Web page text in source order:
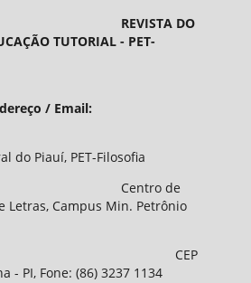
REVISTA DO
TUTORIAL - PET-
/ Email:
do Piauí, PET-Filosofia
de
Letras, Campus Min. Petrônio
- PI, Fone: (86) 3237 1134